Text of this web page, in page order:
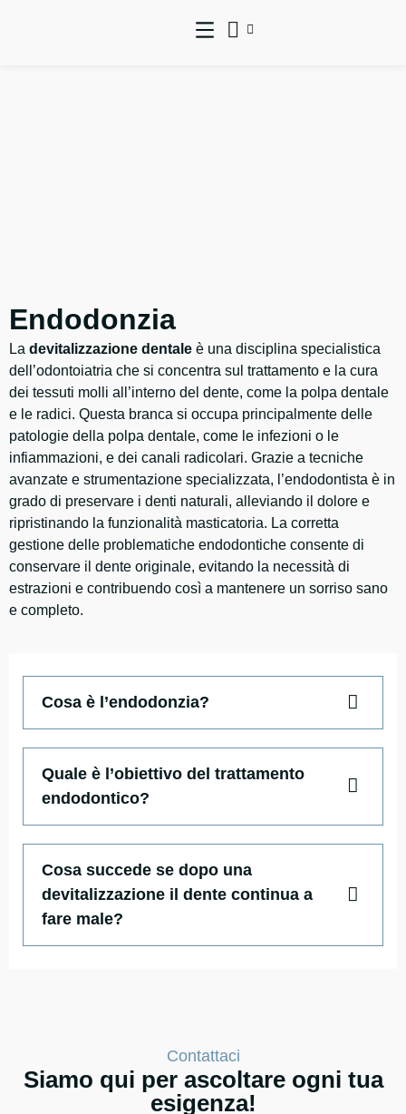
Endodonzia
La devitalizzazione dentale è una disciplina specialistica
dell’odontoiatria che si concentra sul trattamento e la cura
dei tessuti molli all’interno del dente, come la polpa dentale
e le radici. Questa branca si occupa principalmente delle
patologie della polpa dentale, come le infezioni o le
infiammazioni, e dei canali radicolari. Grazie a tecniche
avanzate e strumentazione specializzata, l’endodontista è in
grado di preservare i denti naturali, alleviando il dolore e
ripristinando la funzionalità masticatoria. La corretta
gestione delle problematiche endodontiche consente di
conservare il dente originale, evitando la necessità di
estrazioni e contribuendo così a mantenere un sorriso sano
e completo.
Cosa è l’endodonzia?
Quale è l’obiettivo del trattamento
endodontico?
Cosa succede se dopo una
devitalizzazione il dente continua a
fare male?
Contattaci
Siamo qui per ascoltare ogni tua
esigenza!